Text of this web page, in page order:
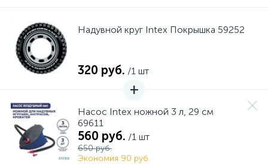
Надувной круг Intex Покрышка 59252
320 руб. /1 шт
Насос Intex ножной 3 л, 29 см
69611
560 руб. /1 шт
650 руб.
Экономия 90 руб.